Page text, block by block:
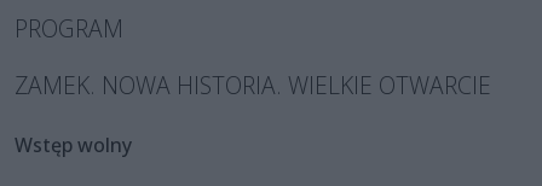
PROGRAM
ZAMEK. NOWA HISTORIA. WIELKIE OTWARCIE
Wstęp wolny